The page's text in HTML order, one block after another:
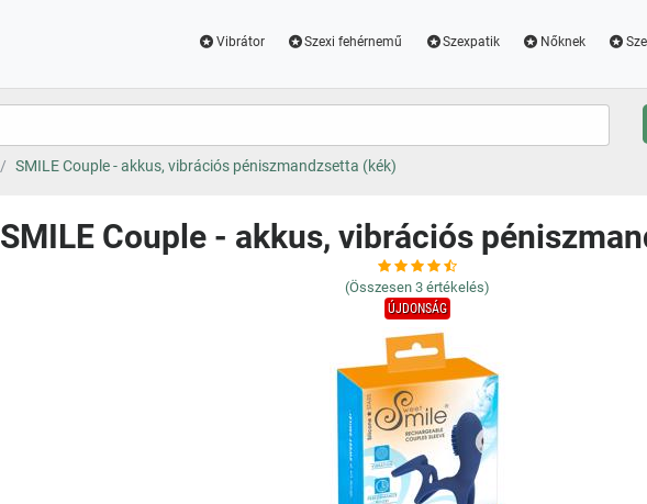
Vibrátor Szexi fehérnemű Szexpatik Nőknek
SMILE Couple - akkus, vibrációs péniszmandzsetta (kék)
SMILE Couple - akkus, vibrációs
(Összesen 3 értékelés)
ÚJDONSÁG